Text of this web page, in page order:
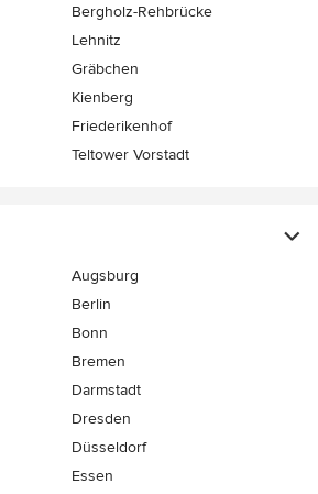
Bergholz-Rehbrücke
Lehnitz
Gräbchen
Kienberg
Friederikenhof
Teltower Vorstadt
Augsburg
Berlin
Bonn
Bremen
Darmstadt
Dresden
Düsseldorf
Essen